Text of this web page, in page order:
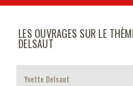
LES OUVRAGES SUR LE
DELSAUT
Yvette Delsaut